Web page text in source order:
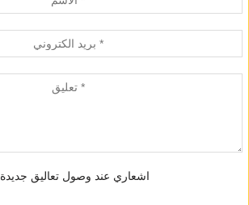
اشعاري عند وصول تعاليق جديدة